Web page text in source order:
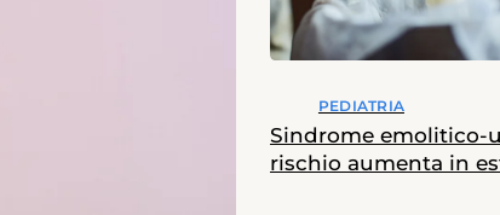
PEDIATRIA
Sindrome emolitico-
rischio aumenta in